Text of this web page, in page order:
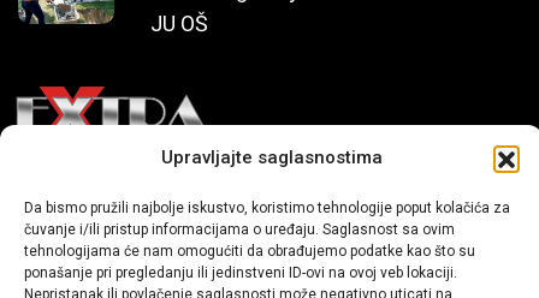
Upravljajte saglasnostima
Da bismo pružili najbolje iskustvo, koristimo tehnologije poput kolačića za
čuvanje i/ili pristup informacijama o uređaju. Saglasnost sa ovim
tehnologijama će nam omogućiti da obrađujemo podatke kao što su
ponašanje pri pregledanju ili jedinstveni ID-ovi na ovoj veb lokaciji.
Nepristanak ili povlačenje saglasnosti može negativno uticati na
JU OŠ
priče iz života, svijeta showbiza, lifestyle-a i popularne kulture.